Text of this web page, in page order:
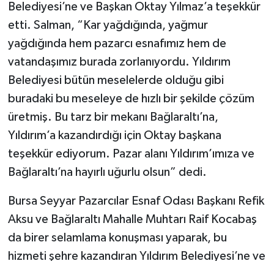
Belediyesi’ne ve Başkan Oktay Yılmaz’a teşekkür
etti. Salman, “Kar yağdığında, yağmur
yağdığında hem pazarcı esnafımız hem de
vatandaşımız burada zorlanıyordu. Yıldırım
Belediyesi bütün meselelerde olduğu gibi
buradaki bu meseleye de hızlı bir şekilde çözüm
üretmiş. Bu tarz bir mekanı Bağlaraltı’na,
Yıldırım’a kazandırdığı için Oktay başkana
teşekkür ediyorum. Pazar alanı Yıldırım’ımıza ve
Bağlaraltı’na hayırlı uğurlu olsun” dedi.
Bursa Seyyar Pazarcılar Esnaf Odası Başkanı Refik
Aksu ve Bağlaraltı Mahalle Muhtarı Raif Kocabaş
da birer selamlama konuşması yaparak, bu
hizmeti şehre kazandıran Yıldırım Belediyesi’ne ve